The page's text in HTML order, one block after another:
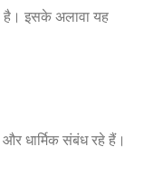
है। इसके अलावा यह
धार्मिक संबंध रहे हैं।